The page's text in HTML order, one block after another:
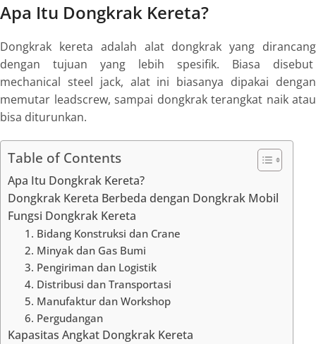
Apa Itu Dongkrak Kereta?
Dongkrak kereta adalah alat dongkrak yang dirancang
dengan tujuan yang lebih spesifik. Biasa disebut
mechanical steel jack, alat ini biasanya dipakai dengan
memutar leadscrew, sampai dongkrak terangkat naik atau
bisa diturunkan.
Table of Contents
Apa Itu Dongkrak Kereta?
Dongkrak Kereta Berbeda dengan Dongkrak Mobil
Fungsi Dongkrak Kereta
1. Bidang Konstruksi dan Crane
2. Minyak dan Gas Bumi
3. Pengiriman dan Logistik
4. Distribusi dan Transportasi
5. Manufaktur dan Workshop
6. Pergudangan
Kapasitas Angkat Dongkrak Kereta